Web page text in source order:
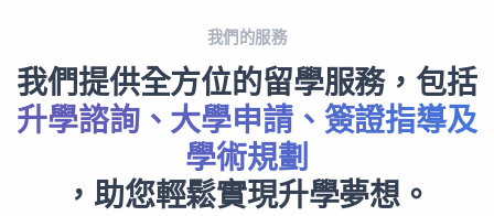
我們的服務
我們提供全方位的留學服務，包括
升學諮詢、大學申請、簽證指導及
學術規劃
，助您輕鬆實現升學夢想。